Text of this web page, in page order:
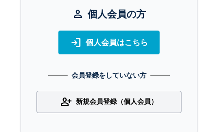
person 個人会員の方
login 個人会員はこちら
会員登録をしていない方
person_add 新規会員登録（個人会員）